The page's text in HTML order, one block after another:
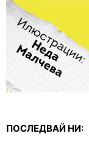
ПОСЛЕДВАЙ НИ: